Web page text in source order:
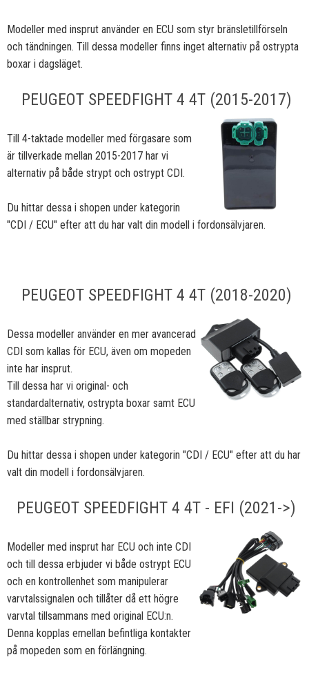
Modeller med insprut använder en ECU som styr bränsletillförseln
och tändningen. Till dessa modeller finns inget alternativ på ostrypta
boxar i dagsläget.
PEUGEOT SPEEDFIGHT 4 4T (2015-2017)
Till 4-taktade modeller med förgasare som
är tillverkade mellan 2015-2017 har vi
alternativ på både strypt och ostrypt CDI.
Du hittar dessa i shopen under kategorin
"CDI / ECU" efter att du har valt din modell i fordonsälvjaren.
PEUGEOT SPEEDFIGHT 4 4T (2018-2020)
Dessa modeller använder en mer avancerad
CDI som kallas för ECU, även om mopeden
inte har insprut.
Till dessa har vi original- och
standardalternativ, ostrypta boxar samt ECU
med ställbar strypning.
Du hittar dessa i shopen under kategorin "CDI / ECU" efter att du har
valt din modell i fordonsälvjaren.
PEUGEOT SPEEDFIGHT 4 4T - EFI (2021->)
Modeller med insprut har ECU och inte CDI
och till dessa erbjuder vi både ostrypt ECU
och en kontrollenhet som manipulerar
varvtalssignalen och tillåter då ett högre
varvtal tillsammans med original ECU:n.
Denna kopplas emellan befintliga kontakter
på mopeden som en förlängning.